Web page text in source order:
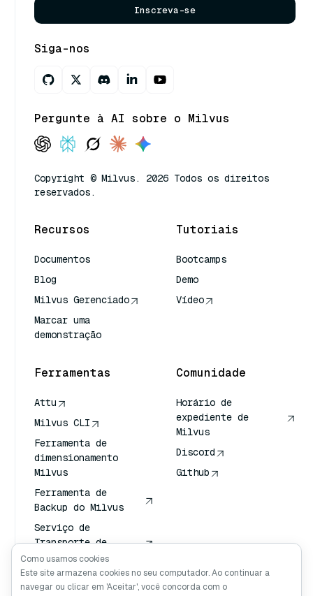
Inscreva-se
Siga-nos
Pergunte à AI sobre o Milvus
Copyright © Milvus. 2026 Todos os direitos
reservados.
Recursos
Documentos
Blog
Milvus Gerenciado
Marcar uma
demonstração
Tutoriais
Bootcamps
Demo
Vídeo
Ferramentas
Attu
Milvus CLI
Ferramenta de
dimensionamento
Milvus
Ferramenta de
Backup do Milvus
Serviço de
Transporte de
Vetores (VTS)
Pesquisador
profundo
Comunidade
Horário de
expediente de
Milvus
Discord
Github
Como usamos cookies
Este site armazena cookies no seu computador. Ao continuar a
navegar ou clicar em 'Aceitar', você concorda com o